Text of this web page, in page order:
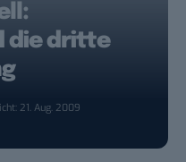
die dritte
21. Aug. 2009